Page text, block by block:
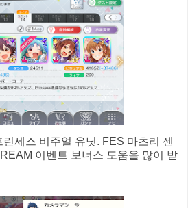
세스 비주얼 유닛. FES 마츠리 센
이벤트 보너스 도움을 많이 받